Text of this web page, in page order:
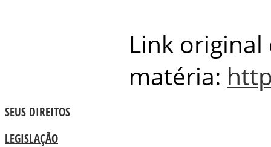
Link original
matéria:
SEUS DIREITOS
LEGISLAÇÃO